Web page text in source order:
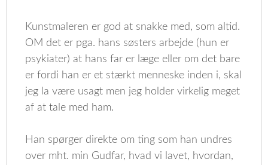
Kunstmaleren er god at snakke med, som altid.
OM det er pga. hans søsters arbejde (hun er
psykiater) at hans far er læge eller om det bare
er fordi han er et stærkt menneske inden i, skal
jeg la være usagt men jeg holder virkelig meget
af at tale med ham.
Han spørger direkte om ting som han undres
over mht. min Gudfar, hvad vi lavet, hvordan,